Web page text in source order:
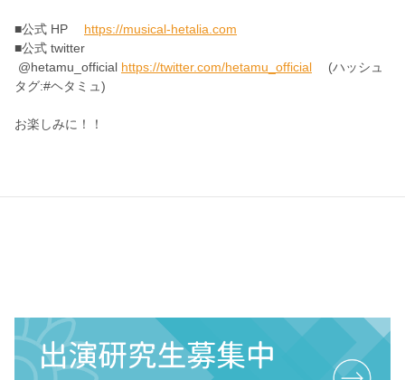
■公式 HP https://musical-hetalia.com
■公式 twitter
@hetamu_official https://twitter.com/hetamu_official (ハッシュ
タグ:#ヘタミュ)
お楽しみに！！